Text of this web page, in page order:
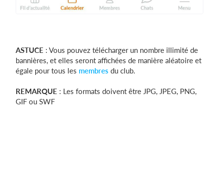
ASTUCE : Vous pouvez télécharger un nombre illimité de
bannières, et elles seront affichées de manière aléatoire et
égale pour tous les membres du club.
REMARQUE : Les formats doivent être JPG, JPEG, PNG,
GIF ou SWF